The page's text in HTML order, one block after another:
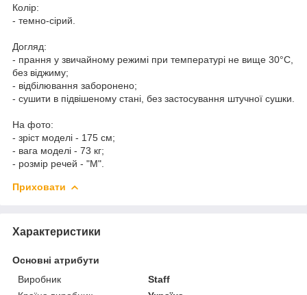
Колір:
- темно-сірий.
Догляд:
- прання у звичайному режимі при температурі не вище 30°C,
без віджиму;
- відбілювання заборонено;
- сушити в підвішеному стані, без застосування штучної сушки.
На фото:
- зріст моделі - 175 см;
- вага моделі - 73 кг;
- розмір речей - "М".
Приховати
Характеристики
Основні атрибути
Виробник
Staff